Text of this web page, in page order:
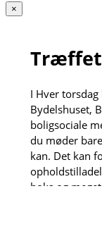
×
I Hver
Bydelshuset,
boligsociale
du møder
kan. Det kan
boks og